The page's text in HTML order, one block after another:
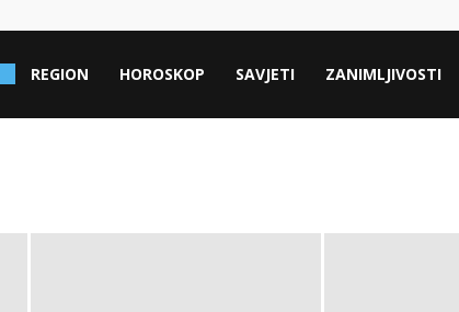
REGION HOROSKOP SAVJETI ZANIMLJIVOSTI